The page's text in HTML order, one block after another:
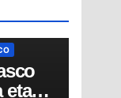
SAÚDE